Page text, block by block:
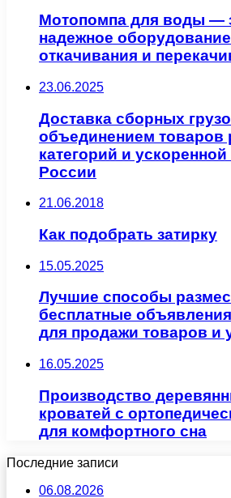
Мотопомпа для воды —
надежное
откачивания и
23.06.2025
Доставка сборных
объединением товаров
категорий и
России
21.06.2018
Как подобрать затирку
15.05.2025
Лучшие способы
бесплатные
для продажи товаров и
16.05.2025
Производство
кроватей с
для комфортного сна
Последние записи
06.08.2026